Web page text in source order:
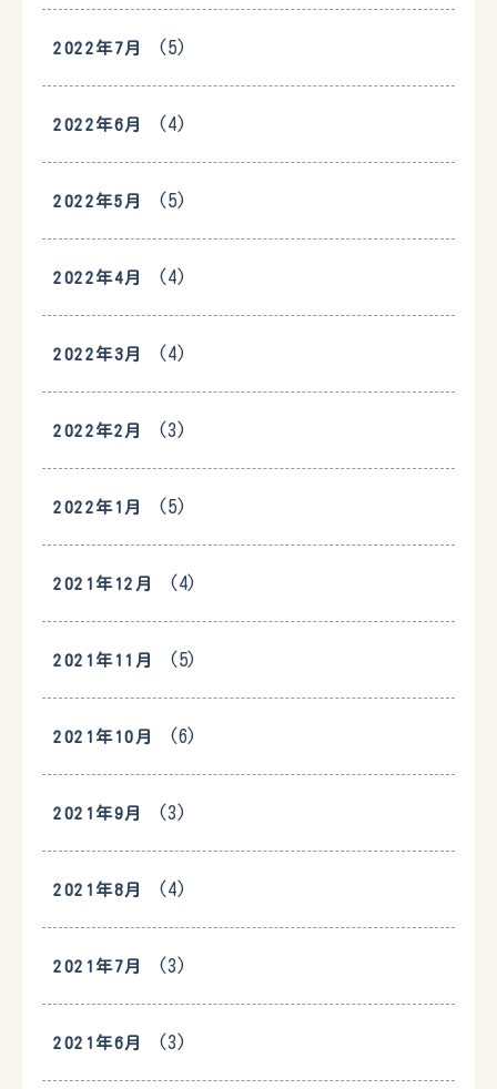
2022年7月 (5)
2022年6月 (4)
2022年5月 (5)
2022年4月 (4)
2022年3月 (4)
2022年2月 (3)
2022年1月 (5)
2021年12月 (4)
2021年11月 (5)
2021年10月 (6)
2021年9月 (3)
2021年8月 (4)
2021年7月 (3)
2021年6月 (3)